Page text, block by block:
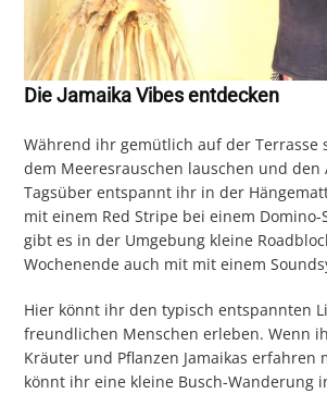
Die Jamaika Vibes entdecken
Während ihr gemütlich auf der Terrasse
dem Meeresrauschen lauschen und den
Tagsüber entspannt ihr in der
mit einem Red Stripe bei einem Domino-
gibt es in der Umgebung kleine
Wochenende auch mit mit einem
Hier könnt ihr den typisch entspannten
freundlichen Menschen erleben. Wenn
Kräuter und Pflanzen Jamaikas erfahren
könnt ihr eine kleine Busch-Wanderung